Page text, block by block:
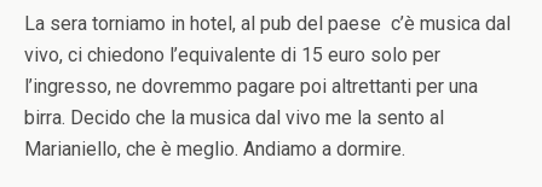
La sera torniamo in hotel, al pub del paese c’è musica dal
vivo, ci chiedono l’equivalente di 15 euro solo per
l’ingresso, ne dovremmo pagare poi altrettanti per una
birra. Decido che la musica dal vivo me la sento al
Marianiello, che è meglio. Andiamo a dormire.